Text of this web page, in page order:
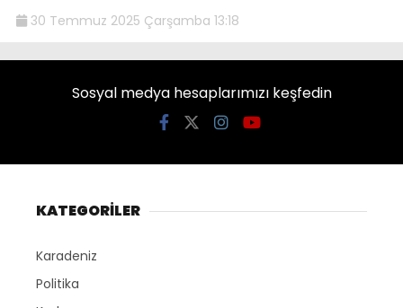
30 Temmuz 2025 Çarşamba 13:18
Sosyal medya hesaplarımızı keşfedin
KATEGORİLER
Karadeniz
Politika